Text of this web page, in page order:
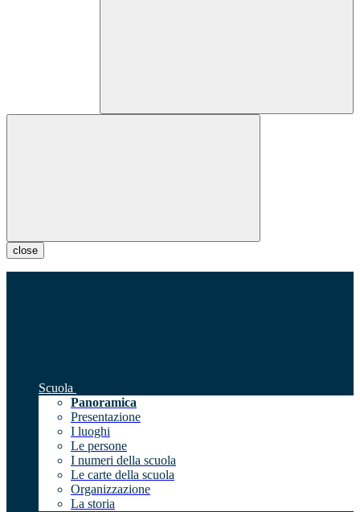
close
Scuola
Panoramica
Presentazione
I luoghi
Le persone
I numeri della scuola
Le carte della scuola
Organizzazione
La storia